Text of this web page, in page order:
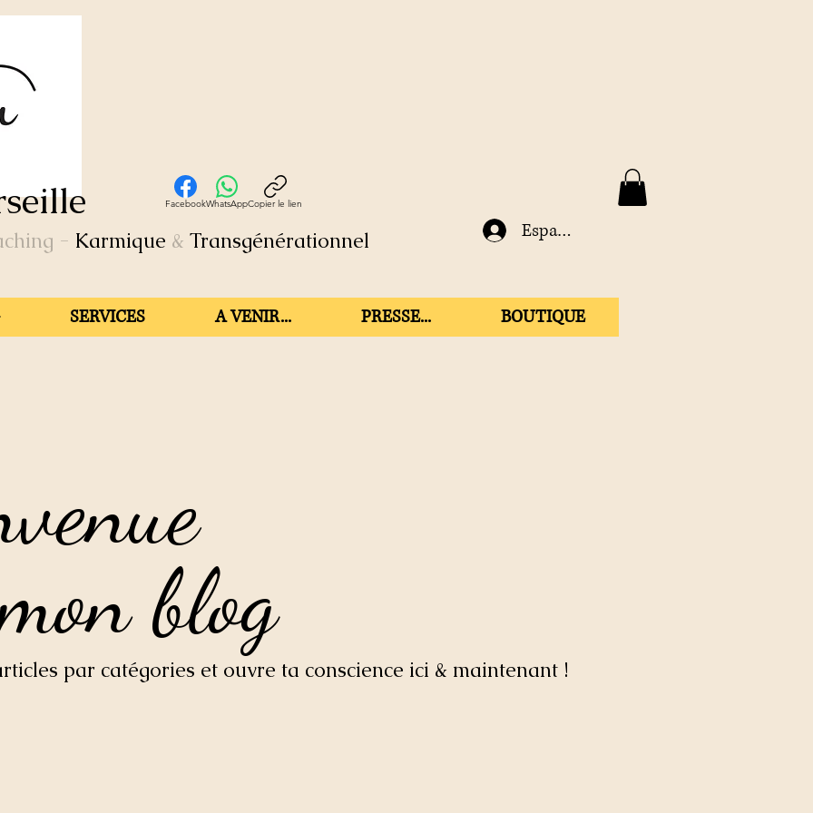
- Karmique & Transgénérationnel
FacebookWhatsAppCopier le lien
Espace membre
SERVICES A VENIR... PRESSE... BOUTIQUE
blog
blog
par catégories et ouvre ta conscience ici & maintenant !